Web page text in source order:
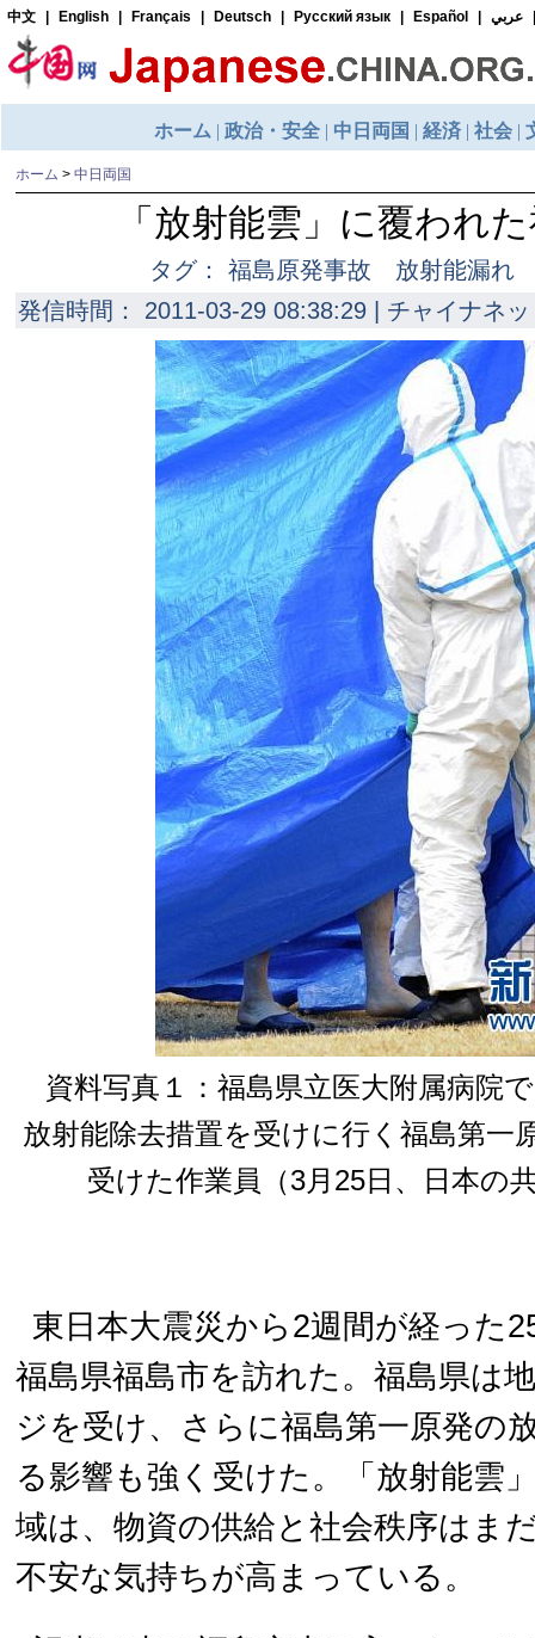
ホーム > 中日両国
「放射能雲」に覆われ
タグ： 福島原発事故 放射能漏れ
発信時間： 2011-03-29 08:38:29 | チャイナネ
資料写真１：福島県立医大附属病院
放射能除去措置を受けに行く福島第一
受けた作業員（3月25日、日本の
東日本大震災から2週間が経った
福島県福島市を訪れた。福島県は
ジを受け、さらに福島第一原発の
る影響も強く受けた。「放射能雲
域は、物資の供給と社会秩序はま
不安な気持ちが高まっている。